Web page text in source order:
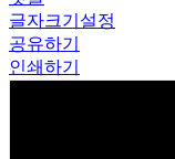
글자크기설정
공유하기
인쇄하기